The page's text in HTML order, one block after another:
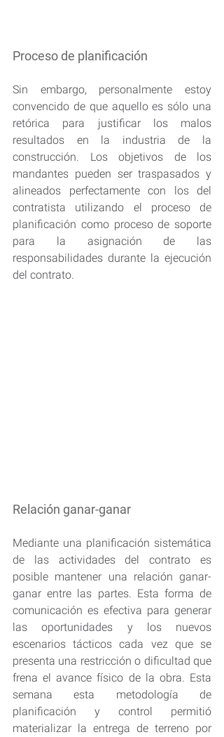
Proceso de planificación
Sin embargo, personalmente estoy
convencido de que aquello es sólo una
retórica para justificar los malos
resultados en la industria de la
construcción. Los objetivos de los
mandantes pueden ser traspasados y
alineados perfectamente con los del
contratista utilizando el proceso de
planificación como proceso de soporte
para la asignación de las
responsabilidades durante la ejecución
del contrato.
Relación ganar-ganar
Mediante una planificación sistemática
de las actividades del contrato es
posible mantener una relación ganar-
ganar entre las partes. Esta forma de
comunicación es efectiva para generar
las oportunidades y los nuevos
escenarios tácticos cada vez que se
presenta una restricción o dificultad que
frena el avance físico de la obra. Esta
semana esta metodología de
planificación y control permitió
materializar la entrega de terreno por